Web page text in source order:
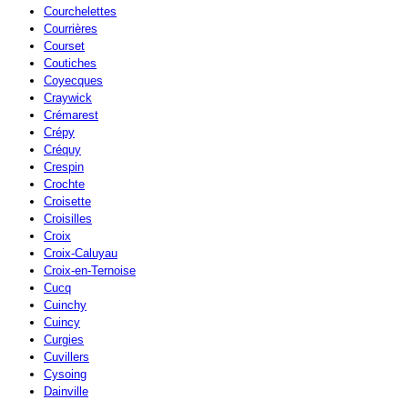
Courchelettes
Courrières
Courset
Coutiches
Coyecques
Craywick
Crémarest
Crépy
Créquy
Crespin
Crochte
Croisette
Croisilles
Croix
Croix-Caluyau
Croix-en-Ternoise
Cucq
Cuinchy
Cuincy
Curgies
Cuvillers
Cysoing
Dainville